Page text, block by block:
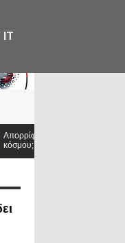
για υποτροφία στο Tufts:
IT